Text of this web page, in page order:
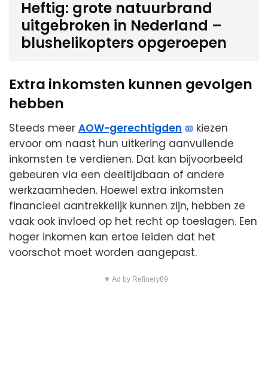
Heftig: grote natuurbrand
uitgebroken in Nederland –
blushelikopters opgeroepen
Extra inkomsten kunnen gevolgen
hebben
Steeds meer AOW-gerechtigden
kiezen
ervoor om naast hun uitkering aanvullende
inkomsten te verdienen. Dat kan bijvoorbeeld
gebeuren via een deeltijdbaan of andere
werkzaamheden. Hoewel extra inkomsten
financieel aantrekkelijk kunnen zijn, hebben ze
vaak ook invloed op het recht op toeslagen. Een
hoger inkomen kan ertoe leiden dat het
voorschot moet worden aangepast.
▼ Ad by Refinery89